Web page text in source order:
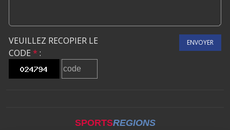
VEUILLEZ RECOPIER LE
CODE * :
ENVOYER
SPORTSREGIONS